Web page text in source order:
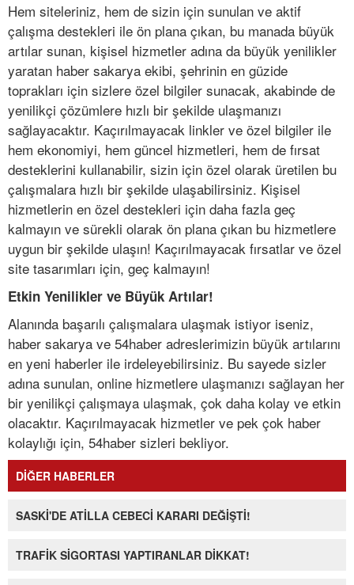
Hem siteleriniz, hem de sizin için sunulan ve aktif
çalışma destekleri ile ön plana çıkan, bu manada büyük
artılar sunan, kişisel hizmetler adına da büyük yenilikler
yaratan haber sakarya ekibi, şehrinin en güzide
toprakları için sizlere özel bilgiler sunacak, akabinde de
yenilikçi çözümlere hızlı bir şekilde ulaşmanızı
sağlayacaktır. Kaçırılmayacak linkler ve özel bilgiler ile
hem ekonomiyi, hem güncel hizmetleri, hem de fırsat
desteklerini kullanabilir, sizin için özel olarak üretilen bu
çalışmalara hızlı bir şekilde ulaşabilirsiniz. Kişisel
hizmetlerin en özel destekleri için daha fazla geç
kalmayın ve sürekli olarak ön plana çıkan bu hizmetlere
uygun bir şekilde ulaşın! Kaçırılmayacak fırsatlar ve özel
site tasarımları için, geç kalmayın!
Etkin Yenilikler ve Büyük Artılar!
Alanında başarılı çalışmalara ulaşmak istiyor iseniz,
haber sakarya ve 54haber adreslerimizin büyük artılarını
en yeni haberler ile irdeleyebilirsiniz. Bu sayede sizler
adına sunulan, online hizmetlere ulaşmanızı sağlayan her
bir yenilikçi çalışmaya ulaşmak, çok daha kolay ve etkin
olacaktır. Kaçırılmayacak hizmetler ve pek çok haber
kolaylığı için, 54haber sizleri bekliyor.
DİĞER HABERLER
SASKİ'DE ATİLLA CEBECİ KARARI DEĞİŞTİ!
TRAFİK SİGORTASI YAPTIRANLAR DİKKAT!